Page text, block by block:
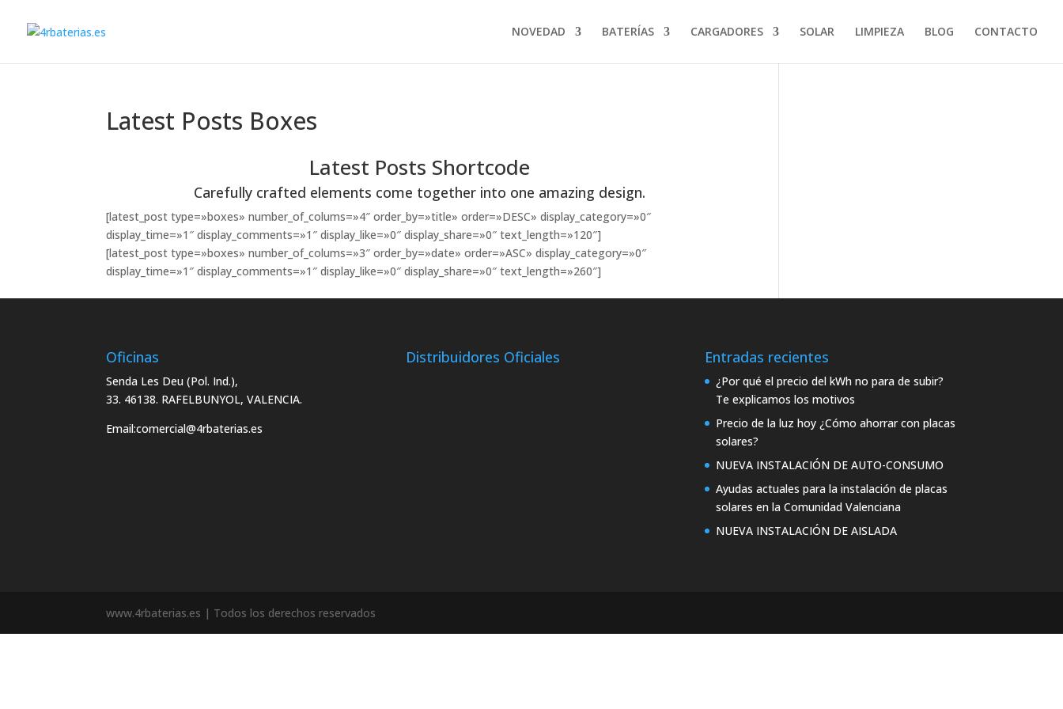
NOVEDAD BATERÍAS CARGADORES SOLAR LIMPIEZA BLOG CONTACTO
Latest Posts Boxes
Latest Posts Shortcode
Carefully crafted elements come together into one amazing design.
[latest_post type=»boxes» number_of_colums=»4″ order_by=»title» order=»DESC» display_category=»0″
display_time=»1″ display_comments=»1″ display_like=»0″ display_share=»0″ text_length=»120″]
[latest_post type=»boxes» number_of_colums=»3″ order_by=»date» order=»ASC» display_category=»0″
display_time=»1″ display_comments=»1″ display_like=»0″ display_share=»0″ text_length=»260″]
Oficinas
Senda Les Deu (Pol. Ind.),
33. 46138. RAFELBUNYOL, VALENCIA.
Email:comercial@4rbaterias.es
Distribuidores Oficiales Entradas recientes
¿Por qué el precio del kWh no para de subir?
Te explicamos los motivos
Precio de la luz hoy ¿Cómo ahorrar con placas
solares?
NUEVA INSTALACIÓN DE AUTO-CONSUMO
Ayudas actuales para la instalación de placas
solares en la Comunidad Valenciana
NUEVA INSTALACIÓN DE AISLADA
www.4rbaterias.es | Todos los derechos reservados